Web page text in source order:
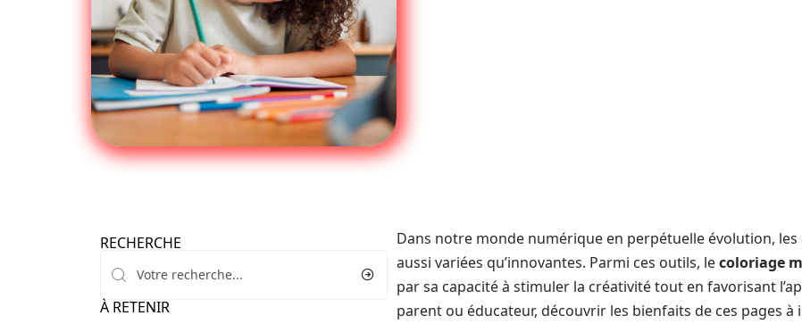
RECHERCHE
À RETENIR
Dans notre monde numérique en perpétuelle évolution,
aussi variées qu’innovantes. Parmi ces outils, lecoloriage
par sa capacité à stimuler la créativité tout en favorisant
parent ou éducateur, découvrir les bienfaits de ces pages